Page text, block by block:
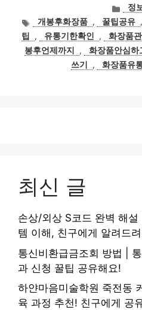
카
테
고
리
정
태개봉후화장품 , 꿀팁공유 ,
팁
, 유통기한확인 , 화장품
봉후언제까지
, 화장품안심하
쓰기
, 화장품유
최신 글
손상/외상 S코드 완벽 해
템 이해, 친구에게 알려드
통신비환급금조회 방법 |
과 신청 꿀팁 공유해요!
하얀마음미술학원 죽전동
육 과정 추천! 친구에게 공